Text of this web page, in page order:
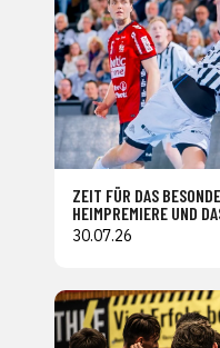
ZEIT FÜR DAS
HEIMPREMIERE UND
30.07.26